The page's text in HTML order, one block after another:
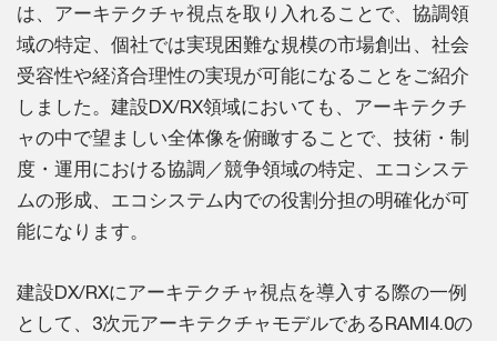
は、アーキテクチャ視点を取り入れることで、協調領
域の特定、個社では実現困難な規模の市場創出、社会
受容性や経済合理性の実現が可能になることをご紹介
しました。建設DX/RX領域においても、アーキテクチ
ャの中で望ましい全体像を俯瞰することで、技術・制
度・運用における協調／競争領域の特定、エコシステ
ムの形成、エコシステム内での役割分担の明確化が可
能になります。
建設DX/RXにアーキテクチャ視点を導入する際の一例
として、3次元アーキテクチャモデルであるRAMI4.0の